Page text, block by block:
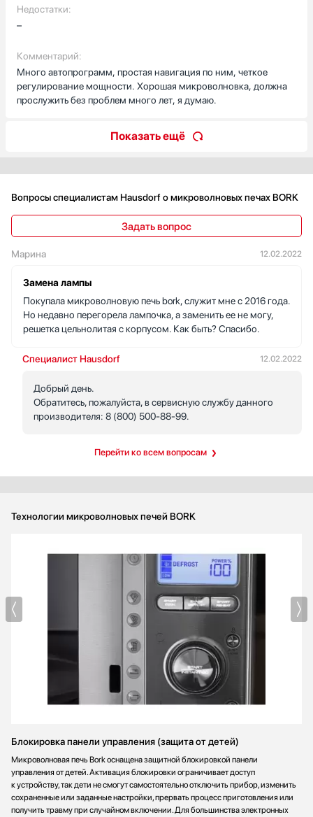
Недостатки:
–
Комментарий:
Много автопрограмм, простая навигация по ним, четкое
регулирование мощности. Хорошая микроволновка, должна
прослужить без проблем много лет, я думаю.
Показать ещё
Вопросы специалистам Hausdorf о микроволновых печах BORK
Задать вопрос
Марина 12.02.2022
Замена лампы
Покупала микроволновую печь bork, служит мне с 2016 года.
Но недавно перегорела лампочка, а заменить ее не могу,
решетка цельнолитая с корпусом. Как быть? Спасибо.
Специалист Hausdorf 12.02.2022
Добрый день.
Обратитесь, пожалуйста, в сервисную службу данного
производителя: 8 (800) 500-88-99.
Перейти ко всем вопросам
Технологии микроволновых печей BORK
Блокировка панели управления (защита от детей)
Микроволновая печь Bork оснащена защитной блокировкой панели
управления от детей. Активация блокировки ограничивает доступ
к устройству, так дети не смогут самостоятельно отключить прибор, изменить
сохраненные или заданные настройки, прервать процесс приготовления или
получить травму при случайном включении. Для большинства электронных